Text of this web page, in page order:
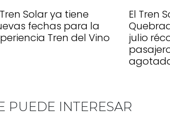
Solar ya tiene
fechas para la
Tren del Vino
El Tren
julio
PUEDE INTERESAR